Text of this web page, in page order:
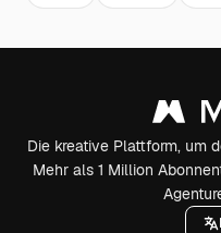
Die kreative Plattform, um
Mehr als 1 Million